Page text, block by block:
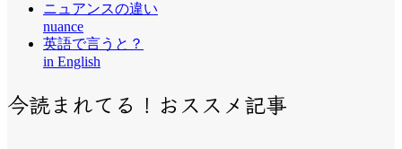
ニュアンスの違い
nuance
英語で言うと？
in English
今読まれてる！おススメ記事